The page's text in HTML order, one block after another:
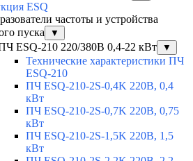
ESQ
частоты и устройства
пуска
▼
ESQ-210 220/380В 0,4-22 кВт ▼
Технические характеристики ПЧ
ESQ-210
ПЧ ESQ-210-2S-0,4K 220В, 0,4
кВт
ПЧ ESQ-210-2S-0,7K 220В, 0,75
кВт
ПЧ ESQ-210-2S-1,5K 220В, 1,5
кВт